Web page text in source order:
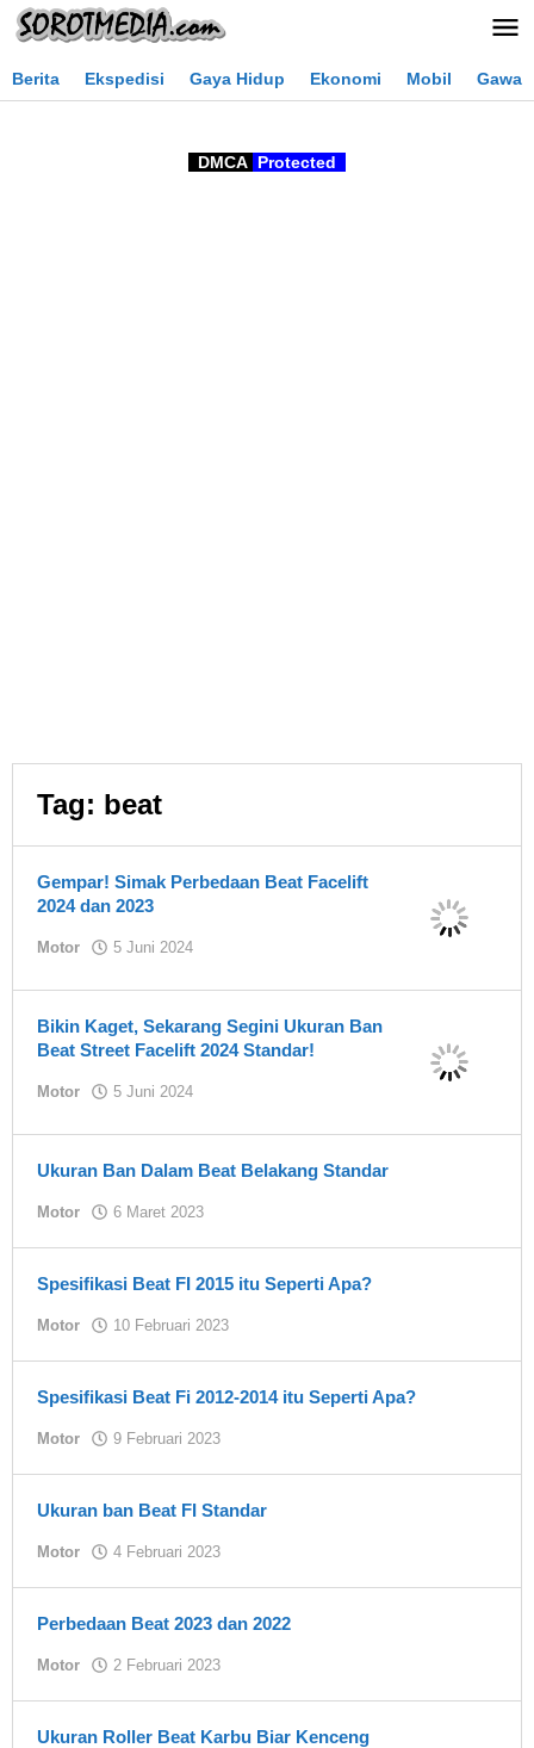
Lewati
ke
Berita
Ekspedisi Gaya Hidup Ekonomi Mobil Gawai
DMCA Protected
Tag: beat
Gempar! Simak Perbedaan Beat Facelift
2024 dan 2023
Motor 5 Juni 2024
Bikin Kaget, Sekarang Segini Ukuran Ban
Beat Street Facelift 2024 Standar!
Motor 5 Juni 2024
Ukuran Ban Dalam Beat Belakang Standar
Motor 6 Maret 2023
Spesifikasi Beat FI 2015 itu Seperti Apa?
Motor 10 Februari 2023
Spesifikasi Beat Fi 2012-2014 itu Seperti Apa?
Motor 9 Februari 2023
Ukuran ban Beat FI Standar
Motor 4 Februari 2023
Perbedaan Beat 2023 dan 2022
Motor 2 Februari 2023
Ukuran Roller Beat Karbu Biar Kenceng